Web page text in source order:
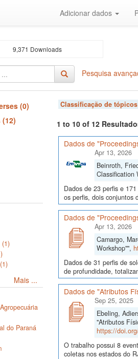
Adicionar dados
9,371 Downloads
Pesquisa
(0)
(1)
Mais ...
do Paraná
Classificação de
1 to 10 of 12
Dados de
Apr 13, 2026
Beinroth,
Classification
Dados de 23 perfis e
os perfis, dois conjuntos
Dados de
Apr 13, 2026
Camargo,
Workshop"",
Dados de 31 perfis de
de profundidade,
Dados de "Atributos
Sep 25, 2025
Ebeling,
"Atributos
https://
O trabalho possui 8
coletas nos estados do